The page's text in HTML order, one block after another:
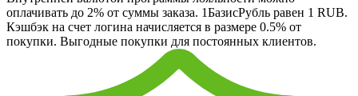
оплачивать до 2% от суммы заказа. 1БазисРубль равен 1 RUB.
Кэшбэк на счет логина начисляется в размере 0.5% от
покупки. Выгодные покупки для постоянных клиентов.